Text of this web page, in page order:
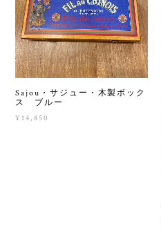
Sajou・サジュー・木製ボック
ス ブルー
¥14,850